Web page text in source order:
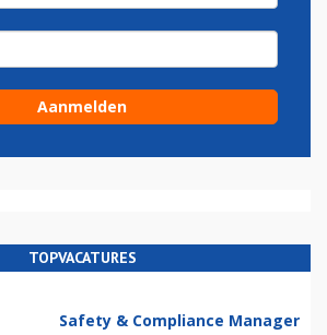
TOPVACATURES
Safety & Compliance Manager